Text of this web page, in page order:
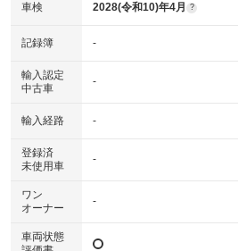
車検 2028(令和10)年4月 ?
記録簿 -
輸入認定
中古車
-
輸入経路 -
登録済
未使用車
-
ワン
オーナー
-
車両状態